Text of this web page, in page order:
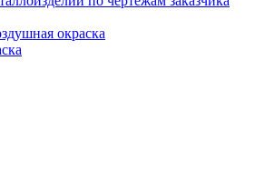
окраска